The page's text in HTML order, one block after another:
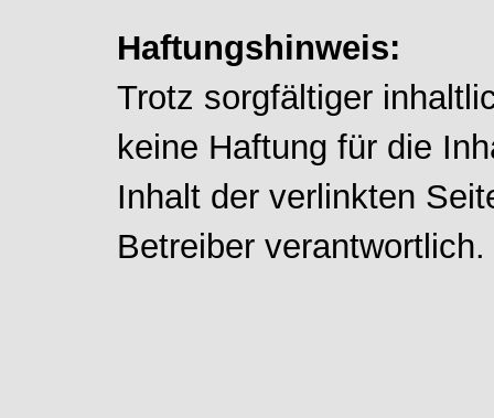
Haftungshinweis:
Trotz sorgfältiger
keine Haftung für die
Inhalt der verlinkten
Betreiber verantwortlich.